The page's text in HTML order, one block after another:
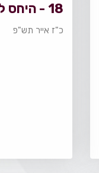
18 - היחס למצוות דרבנן
כ"ז אייר תש"פ